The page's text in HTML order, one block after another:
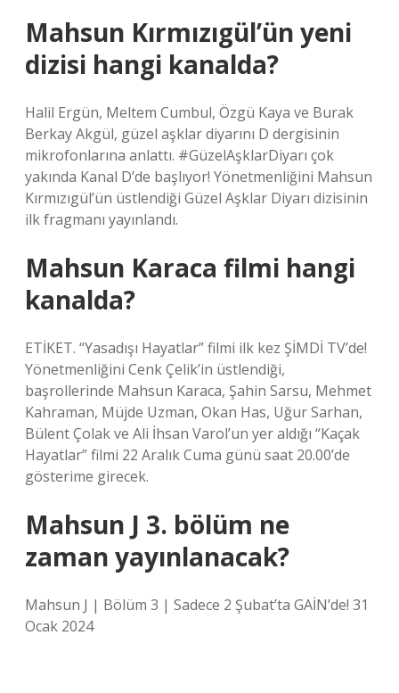
Mahsun Kırmızıgül’ün yeni
dizisi hangi kanalda?
Halil Ergün, Meltem Cumbul, Özgü Kaya ve Burak
Berkay Akgül, güzel aşklar diyarını D dergisinin
mikrofonlarına anlattı. #GüzelAşklarDiyarı çok
yakında Kanal D’de başlıyor! Yönetmenliğini Mahsun
Kırmızıgül’ün üstlendiği Güzel Aşklar Diyarı dizisinin
ilk fragmanı yayınlandı.
Mahsun Karaca filmi hangi
kanalda?
ETİKET. “Yasadışı Hayatlar” filmi ilk kez ŞİMDİ TV’de!
Yönetmenliğini Cenk Çelik’in üstlendiği,
başrollerinde Mahsun Karaca, Şahin Sarsu, Mehmet
Kahraman, Müjde Uzman, Okan Has, Uğur Sarhan,
Bülent Çolak ve Ali İhsan Varol’un yer aldığı “Kaçak
Hayatlar” filmi 22 Aralık Cuma günü saat 20.00’de
gösterime girecek.
Mahsun J 3. bölüm ne
zaman yayınlanacak?
Mahsun J | Bölüm 3 | Sadece 2 Şubat’ta GAİN’de! 31
Ocak 2024